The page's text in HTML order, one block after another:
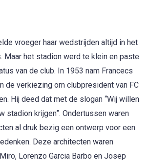
vroeger haar wedstrijden altijd in het
Maar het stadion werd te klein en paste
van de club. In 1953 nam Francecs
de verkiezing om clubpresident van FC
Hij deed dat met de slogan “Wij willen
stadion krijgen”. Ondertussen waren
al druk bezig een ontwerp voor een
Deze architecten waren
Lorenzo Garcia Barbo en Josep